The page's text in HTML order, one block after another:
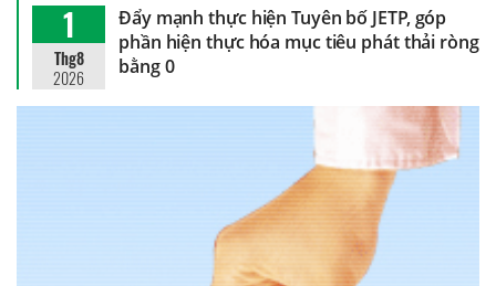
1
Thg8
2026
Đẩy mạnh thực hiện Tuyên bố JETP, góp
phần hiện thực hóa mục tiêu phát thải ròng
bằng 0